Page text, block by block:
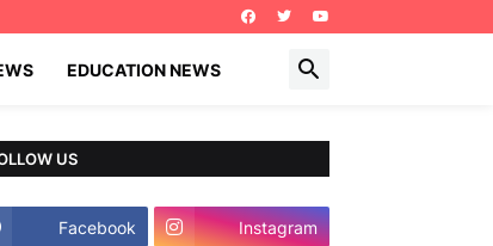
EDUCATION NEWS
US
Facebook Instagram